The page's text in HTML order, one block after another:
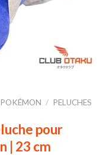
POKÉMON / PELUCHES
pour
| 23 cm